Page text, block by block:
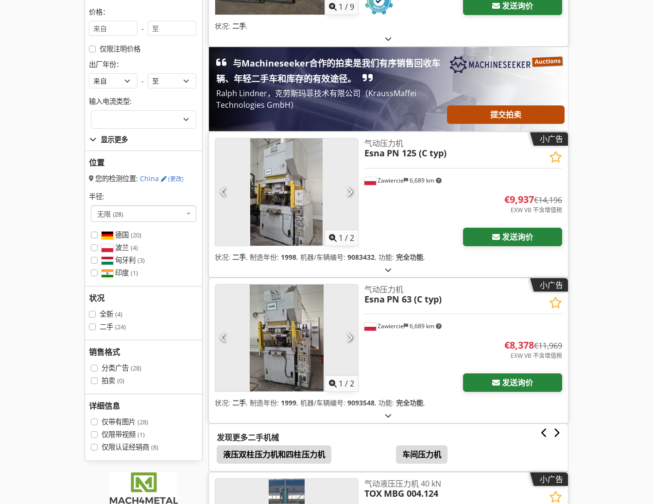
价格：
-
仅限注明价格
出厂年份：
-
输入电流类型:
显示更多
位置
您的检测位置: China (更改)
半径:
无限 (28)
德国 (20)
波兰 (4)
匈牙利 (3)
印度 (1)
状况
全新 (4)
二手 (24)
销售格式
分类广告 (28)
拍卖 (0)
详细信息
仅带有图片 (28)
仅限带视频 (1)
仅限认证经销商 (8)
1 /9 发送询价
状况: 二手,
与Machineseeker合作的拍卖是我们有序销售回收车
辆、年轻二手车和库存的有效途径。
Ralph Lindner，克劳斯玛菲技术有限公司（KraussMaffei
Technologies GmbH）
提交拍卖
小广告
请求更多图片
1 /2
Zawiercie 6,689 km
气动压力机
Esna PN 125 (C typ)
€9,937€14,196
EXW VB 不含增值税
发送询价
状况: 二手, 制造年份: 1998, 机器/车辆编号: 9083432, 功能: 完全功能,
小广告
请求更多图片
1 /2
Zawiercie 6,689 km
气动压力机
Esna PN 63 (C typ)
€8,378€11,969
EXW VB 不含增值税
发送询价
状况: 二手, 制造年份: 1999, 机器/车辆编号: 9093548, 功能: 完全功能,
发现更多二手机械
液压双柱压力机和四柱压力机
车间压力机
小广告
气动液压压力机 40 kN
TOX MBG 004.124